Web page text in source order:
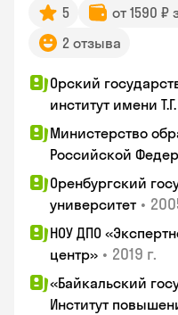
5 от 1590 ₽
2 отзыва
Орский
институт имени
Министерство
Российской
Оренбургский
университет •
НОУ ДПО
центр» • 2019 г.
«Байкальский
Институт